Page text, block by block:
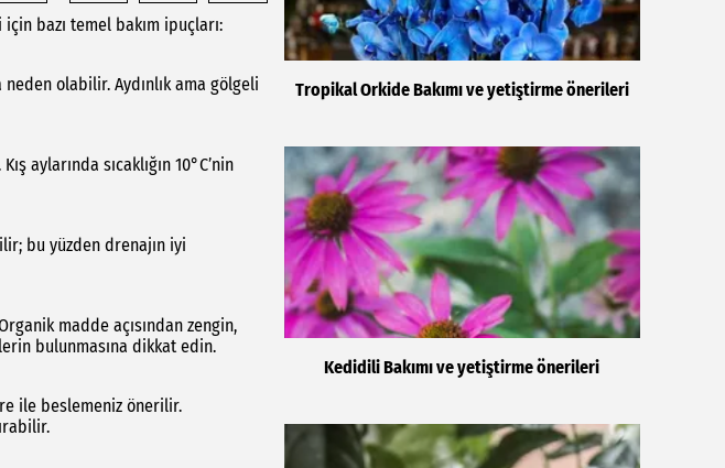
bazı temel bakım ipuçları:
neden olabilir. Aydınlık ama gölgeli
aylarında sıcaklığın 10°C’nin
bu yüzden drenajın iyi
madde açısından zengin,
bulunmasına dikkat edin.
ile beslemeniz önerilir.
Tropikal Orkide Bakımı ve yetiştirme önerileri
Kedidili Bakımı ve yetiştirme önerileri